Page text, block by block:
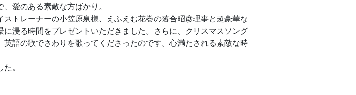
愛のある素敵な方ばかり。
トレーナーの小笠原泉様、えふえむ花巻の落合昭彦理事と超豪華な
浸る時間をプレゼントいただきました。さらに、クリスマスソング
語の歌でさわりを歌ってくださったのです。心満たされる素敵な時
。